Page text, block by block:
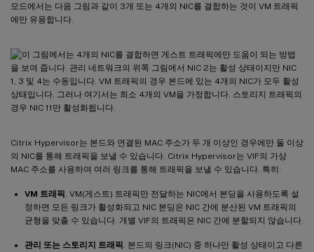
모드에서는 다음 그림과 같이 3개 또는 4개의 NIC를 결합하는 것이 VM 트래픽
에만 유용합니다.
Citrix Hypervisor는 본드와 연결된 MAC 주소가 두 개 이상인 경우에만 둘 이상
의 NIC를 통해 트래픽을 보낼 수 있습니다. Citrix Hypervisor는 VIF의 가상
MAC 주소를 사용하여 여러 링크를 통해 트래픽을 보낼 수 있습니다. 특히:
VM 트래픽 . VM(게스트) 트래픽만 전달하는 NIC에서 본딩을 사용하도록 설
정하면 모든 링크가 활성화되고 NIC 본딩은 NIC 간에 분산된 VM 트래픽의
균형을 맞출 수 있습니다. 개별 VIF의 트래픽은 NIC 간에 분할되지 않습니다.
관리 또는 스토리지 트래픽 . 본드의 링크(NIC) 중 하나만 활성 상태이고 다른